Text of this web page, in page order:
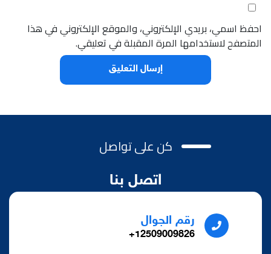
احفظ اسمي، بريدي الإلكتروني، والموقع الإلكتروني في هذا
المتصفح لاستخدامها المرة المقبلة في تعليقي.
كن على تواصل
اتصل بنا
رقم الجوال
12509009826+